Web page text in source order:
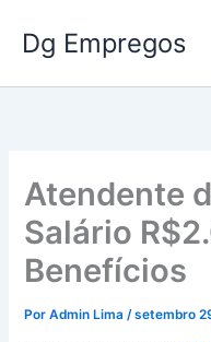
para
conteúdo
Dg Empregos
Atendente
Salário
Benefícios
PorAdmin Lima/setembro